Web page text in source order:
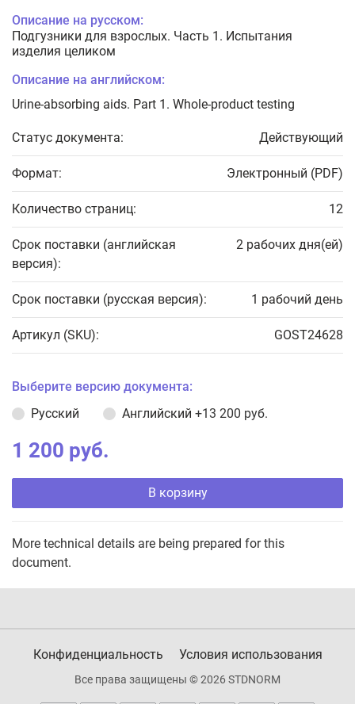
Описание на русском:
Подгузники для взрослых. Часть 1. Испытания
изделия целиком
Описание на английском:
Urine-absorbing aids. Part 1. Whole-product testing
Статус документа: Действующий
Формат: Электронный (PDF)
Количество страниц: 12
Срок поставки (английская
версия):
2 рабочих дня(ей)
Срок поставки (русская версия): 1 рабочий день
Артикул (SKU): GOST24628
Выберите версию документа:
Русский
Английский +13 200 руб.
1 200 руб.
В корзину
More technical details are being prepared for this
document.
Конфиденциальность Условия использования
Все права защищены © 2026 STDNORM